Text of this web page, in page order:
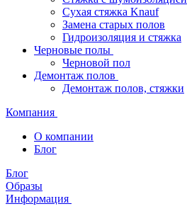
Сухая стяжка Knauf
Замена старых полов
Гидроизоляция и стяжка
Черновые полы
Черновой пол
Демонтаж полов
Демонтаж полов, стяжки
Компания
О компании
Блог
Блог
Образы
Информация